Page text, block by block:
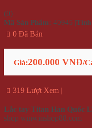
(0)
Mã Sản Phẩm: 40945 |
0 Đã Bán
Giá:200.000 VNĐ/
319 Lượt Xem
Lắc tay Titan Hàn Quốc
shop winwinshop88.com